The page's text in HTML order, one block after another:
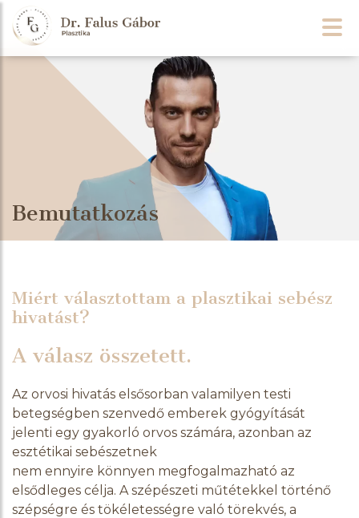
Bemutatkozás
Miért választottam a plasztikai sebész
hivatást?
A válasz összetett.
Az orvosi hivatás elsősorban valamilyen testi
betegségben szenvedő emberek gyógyítását
jelenti egy gyakorló orvos számára, azonban az
esztétikai sebészetnek
nem ennyire könnyen megfogalmazható az
elsődleges célja. A szépészeti műtétekkel történő
szépségre és tökéletességre való törekvés, a